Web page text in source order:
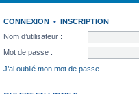
CONNEXION • INSCRIPTION
Nom d’utilisateur :
Mot de passe :
J’ai oublié mon mot de passe